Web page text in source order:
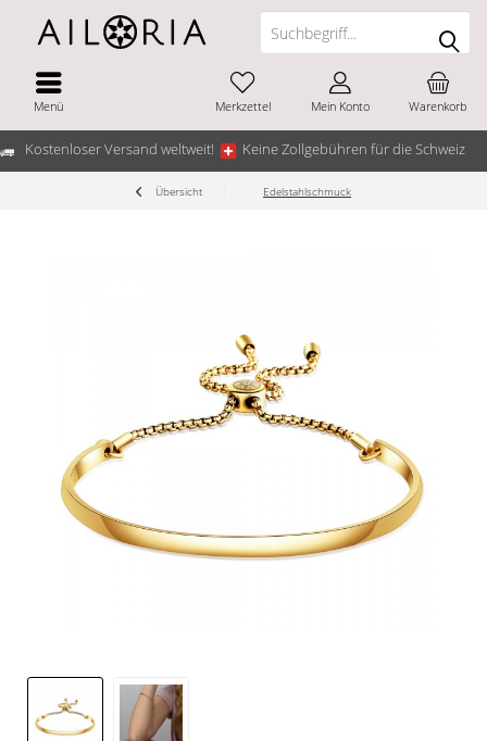
Kostenloser Versand weltweit! Keine Zollgebühren für die Schweiz
Menü Warenkorb
Merkzettel Mein Konto
Übersicht Edelstahlschmuck